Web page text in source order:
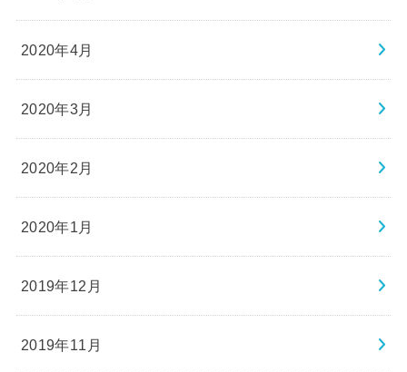
2020年4月
2020年3月
2020年2月
2020年1月
2019年12月
2019年11月